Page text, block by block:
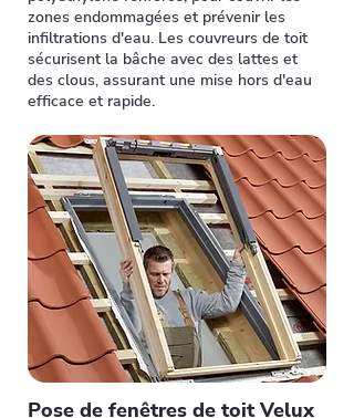
zones endommagées et prévenir les
infiltrations d'eau. Les couvreurs de toit
sécurisent la bâche avec des lattes et
des clous, assurant une mise hors d'eau
efficace et rapide.
Pose de fenêtres de toit Velux